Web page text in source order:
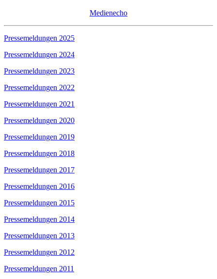
Medienecho
Pressemeldungen 2025
Pressemeldungen 2024
Pressemeldungen 2023
Pressemeldungen 2022
Pressemeldungen 2021
Pressemeldungen 2020
Pressemeldungen 2019
Pressemeldungen 2018
Pressemeldungen 2017
Pressemeldungen 2016
Pressemeldungen 2015
Pressemeldungen 2014
Pressemeldungen 2013
Pressemeldungen 2012
Pressemeldungen 2011